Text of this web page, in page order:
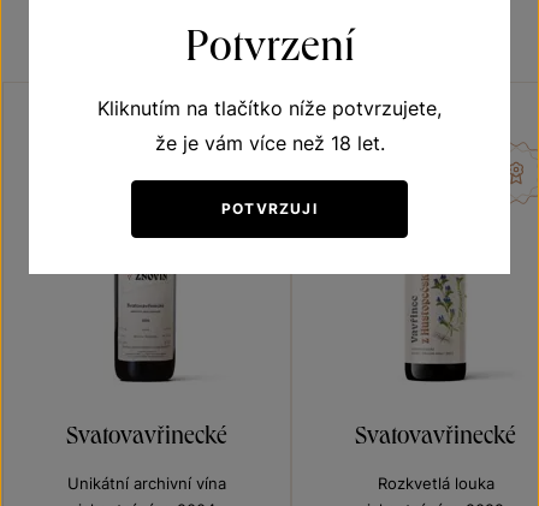
Ochutnejte podobná vína
Svatovavřinecké
Unikátní archivní vína
Svatovavřinecké
Rozkvetlá louka
Potvrzení
Kliknutím na tlačítko níže potvrzujete,
že je vám více než 18 let.
POTVRZUJI